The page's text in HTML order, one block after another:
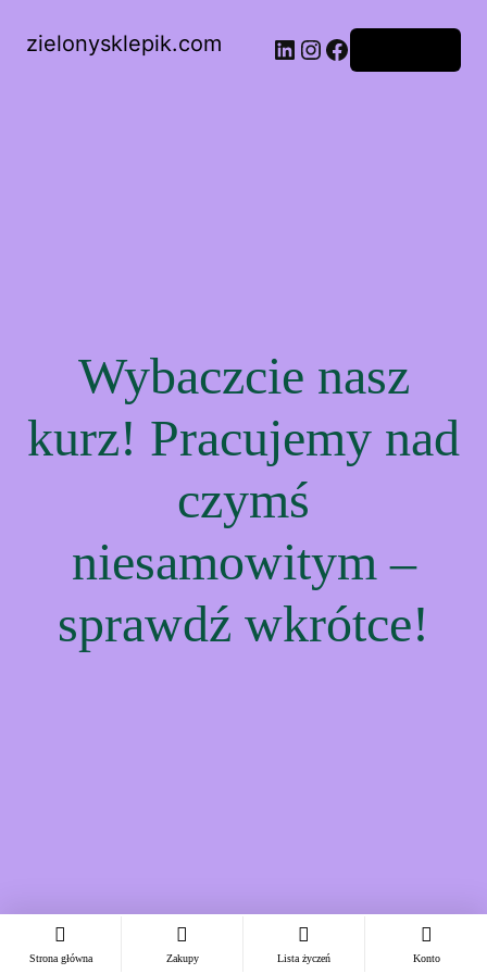
zielonysklepik.com LinkedIn
Instagram
Facebook
Wybaczcie nasz
kurz! Pracujemy nad
czymś
niesamowitym –
sprawdź wkrótce!
Strona główna Zakupy Lista życzeń Konto